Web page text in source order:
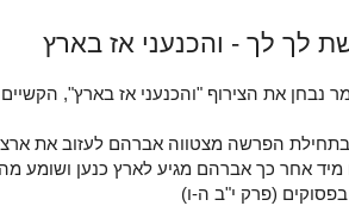
לך לך - והכנעני אז בארץ
נבחן את הצירוף "והכנעני אז בארץ",
הפרשה מצטווה אברהם לעזוב את
מיד אחר כך אברהם מגיע לארץ כנען ושומע
בפסוקים (פרק י"ב ה-ו)